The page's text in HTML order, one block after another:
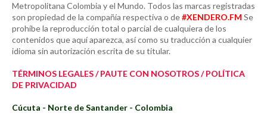
Metropolitana Colombia y el Mundo. Todos las marcas registradas
son propiedad de la compañía respectiva o de#XENDERO.FM Se
prohíbe la reproducción total o parcial de cualquiera de los
contenidos que aquí aparezca, así como su traducción a cualquier
idioma sin autorización escrita de su titular.
TÉRMINOS LEGALES / PAUTE CON NOSOTROS / POLÍTICA
DE PRIVACIDAD
Cúcuta - Norte de Santander - Colombia